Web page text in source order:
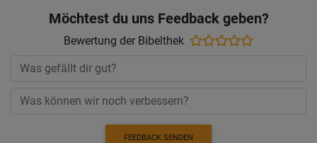
Möchtest du uns Feedback geben?
Bewertung der Bibelthek
FEEDBACK SENDEN